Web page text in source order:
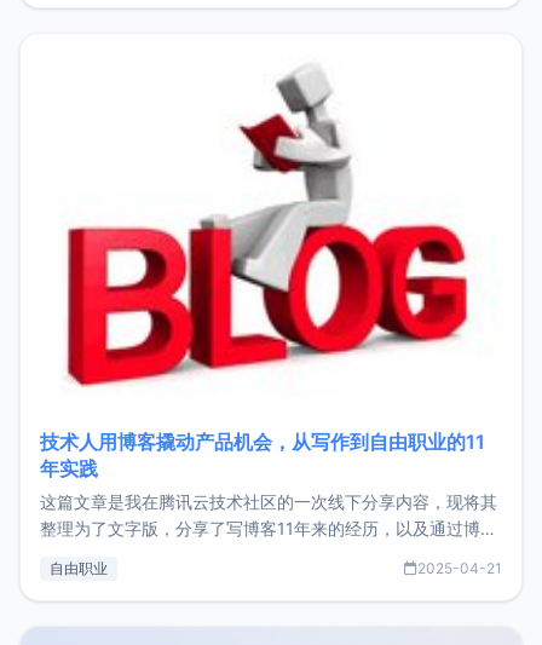
技术人用博客撬动产品机会，从写作到自由职业的11
年实践
这篇文章是我在腾讯云技术社区的一次线下分享内容，现将其
整理为了文字版，分享了写博客11年来的经历，以及通过博客
了我的首个产品ImgURL的真实数据和产品现状。自我介绍大
自由职业 2025-04-21